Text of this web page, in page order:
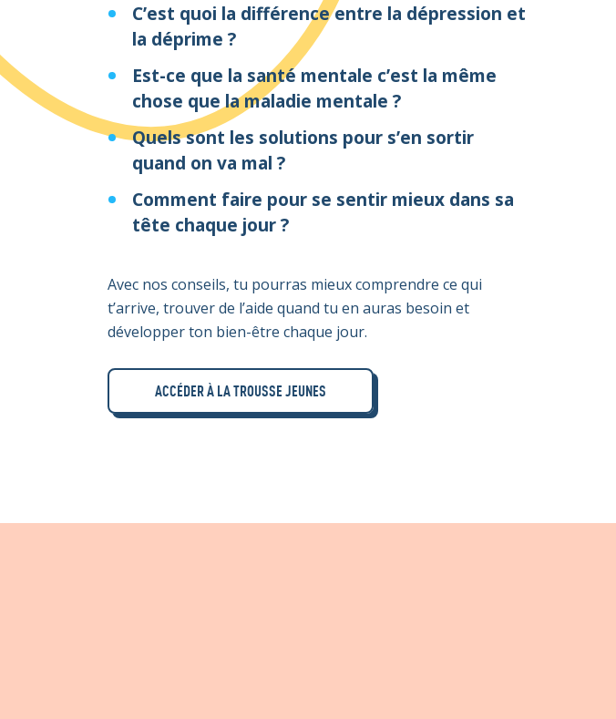
C’est quoi la différence entre la dépression et
la déprime ?
Est-ce que la santé mentale c’est la même
chose que la maladie mentale ?
Quels sont les solutions pour s’en sortir
quand on va mal ?
Comment faire pour se sentir mieux dans sa
tête chaque jour ?
Avec nos conseils, tu pourras mieux comprendre ce qui
t’arrive, trouver de l’aide quand tu en auras besoin et
développer ton bien-être chaque jour.
ACCÉDER À LA TROUSSE JEUNES